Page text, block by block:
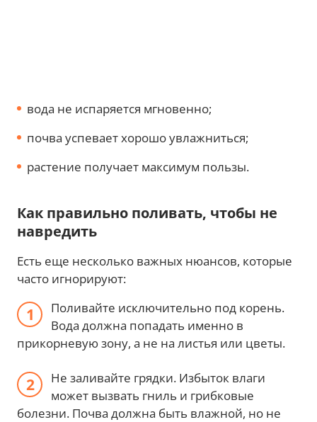
вода не испаряется мгновенно;
почва успевает хорошо увлажниться;
растение получает максимум пользы.
Как правильно поливать, чтобы не
навредить
Есть еще несколько важных нюансов, которые
часто игнорируют:
Поливайте исключительно под корень.
Вода должна попадать именно в
прикорневую зону, а не на листья или цветы.
Не заливайте грядки. Избыток влаги
может вызвать гниль и грибковые
болезни. Почва должна быть влажной, но не